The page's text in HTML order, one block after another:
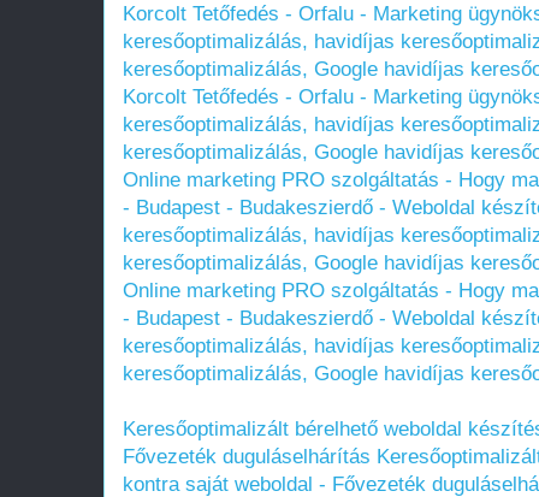
Korcolt Tetőfedés - Orfalu - Marketing
keresőoptimalizálás, havidíjas
keresőoptimalizálás, Google havidíjas
Korcolt Tetőfedés - Orfalu - Marketing
keresőoptimalizálás, havidíjas
keresőoptimalizálás, Google havidíjas
Online marketing PRO szolgáltatás - Hogy
- Budapest - Budakeszierdő - Weboldal
keresőoptimalizálás, havidíjas
keresőoptimalizálás, Google havidíjas
Online marketing PRO szolgáltatás - Hogy
- Budapest - Budakeszierdő - Weboldal
keresőoptimalizálás, havidíjas
keresőoptimalizálás, Google havidíjas
Keresőoptimalizált bérelhető weboldal
Fővezeték duguláselhárítás
kontra saját weboldal - Fővezeték